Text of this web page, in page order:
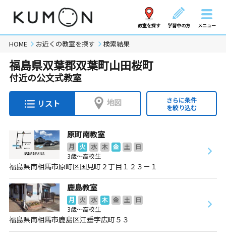
教室を探す 学習中の方 メニュー
HOME お近くの教室を探す 検索結果
福島県双葉郡双葉町山田桜町
付近の公文式教室
リスト 地図
さらに条件
を絞り込む
原町南教室
月 火 水 木 金 土
日
3歳～高校生
福島県南相馬市原町区国見町２丁目１２３－１
鹿島教室
月 火 水 木 金 土
日
3歳～高校生
福島県南相馬市鹿島区江垂字広町５３